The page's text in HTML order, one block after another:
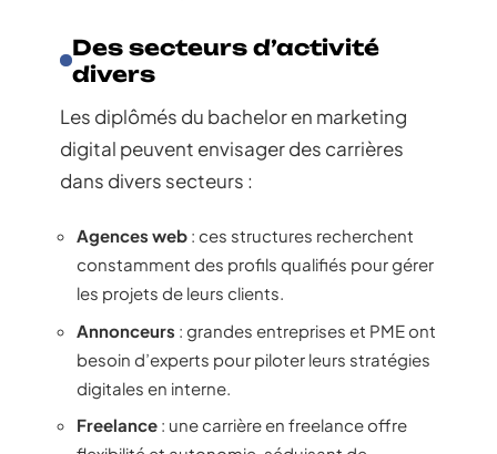
Des secteurs d’activité
divers
Les diplômés du bachelor en marketing
digital peuvent envisager des carrières
dans divers secteurs :
Agences web : ces structures recherchent
constamment des profils qualifiés pour gérer
les projets de leurs clients.
Annonceurs : grandes entreprises et PME ont
besoin d’experts pour piloter leurs stratégies
digitales en interne.
Freelance : une carrière en freelance offre